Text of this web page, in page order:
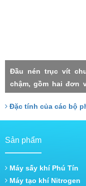
Đầu nén trục vít
chậm, gồm hai đơn
thấp, thất thoát nhỏ,
xuất tương đồng, do
Đặc tính của các bộ
Sản phẩm
Máy sấy khí Phú Tín
Máy tạo khí Nitrogen